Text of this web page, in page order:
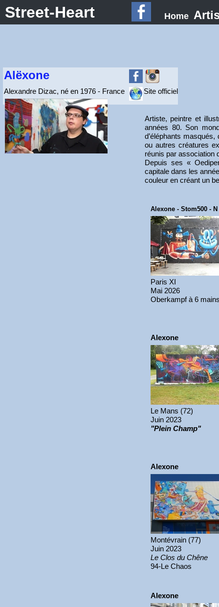
Street-Heart Home
Alëxone
Alexandre Dizac, né en 1976 - France Site officiel
Artiste, peintre et
années 80. Son
d’éléphants
ou autres créatures
réunis par association
Depuis ses «
capitale dans les
couleur en créant un
Alexone - Stom500 -
Paris XI
Mai 2026
Oberkampf à 6
Alexone
Le Mans (72)
Juin 2023
"Plein Champ"
Alexone
Montévrain (77)
Juin 2023
Le Clos du Chêne
94-Le Chaos
Alexone